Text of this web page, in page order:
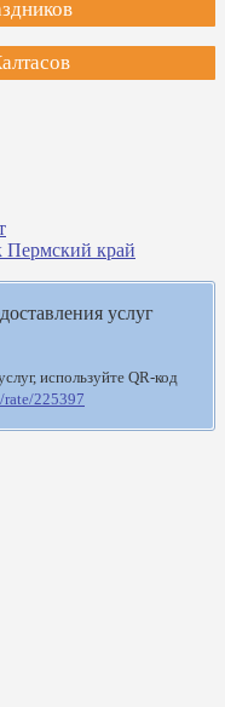
Пермский край
услуг
используйте QR-код
rate/225397